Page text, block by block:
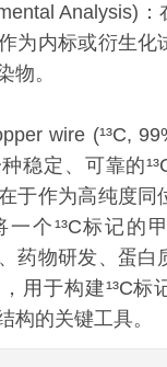
Analysis)：
为内标或衍生化
物。
wire (¹³C,
稳定、可靠的
于作为高纯度同
个¹³C标记的
药物研发、蛋白
用于构建¹³C标
构的关键工具。